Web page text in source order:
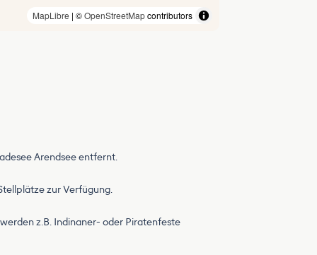
MapLibre | ©OpenStreetMapcontributors
Arendsee entfernt.
zur Verfügung.
z.B. Indinaner- oder Piratenfeste